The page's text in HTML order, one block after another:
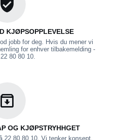
KJØPSOPPLEVELSE
jobb for deg. Hvis du mener vi
for enhver tilbakemelding -
80 80 10.
OG KJØPSTRYHHGET
22 80 80 10. Vi tenker konsept,